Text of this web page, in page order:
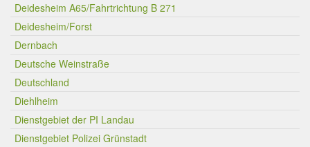
Deidesheim A65/Fahrtrichtung B 271
Deidesheim/Forst
Dernbach
Deutsche Weinstraße
Deutschland
Diehlheim
Dienstgebiet der PI Landau
Dienstgebiet Polizei Grünstadt